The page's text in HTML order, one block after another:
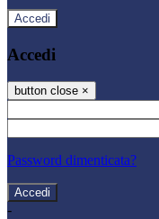
Accedi
Accedi
button close ×
Password dimenticata?
-